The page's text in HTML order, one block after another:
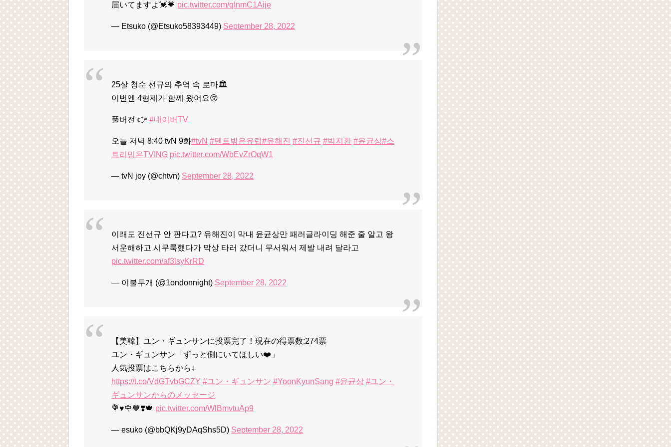
届いてますよ💓💗 pic.twitter.com/qInmC1Aije
— Etsuko (@Etsuko58393449) September 28, 2022
25살 청순 선규의 추억 속 로마🏛
이번엔 4형제가 함께 왔어요😚
풀버전 👉 #네이버TV
오늘 저녁 8:40 tvN 9화#tvN #텐트밖은유럽#유해진 #진선규 #박지환 #윤균상#스
트리밍은TVING pic.twitter.com/WbEvZrOqW1
— tvN joy (@chtvn) September 28, 2022
이래도 진선규 안 판다고? 유해진이 막내 윤균상만 패러글라이딩 해준 줄 알고 왕
서운해하고 시무룩했다가 막상 타러 갔더니 무서워서 제발 내려 달라고
pic.twitter.com/af3lsyKrRD
— 이불두개 (@1ondonnight) September 28, 2022
【美韓】ユン・ギュンサンに投票完了！現在の得票数:274票
ユン・ギュンサン「ずっと側にいてほしい❤️」
人気投票はこちらから↓
https://t.co/VdGTvbGCZY #ユン・ギュンサン #YoonKyunSang #윤균상 #ユン・
ギュンサンからのメッセージ
💐♥️🌹🧡❣️🍁 pic.twitter.com/WlBmvtuAp9
— esuko (@bbQKj9yDAqShs5D) September 28, 2022